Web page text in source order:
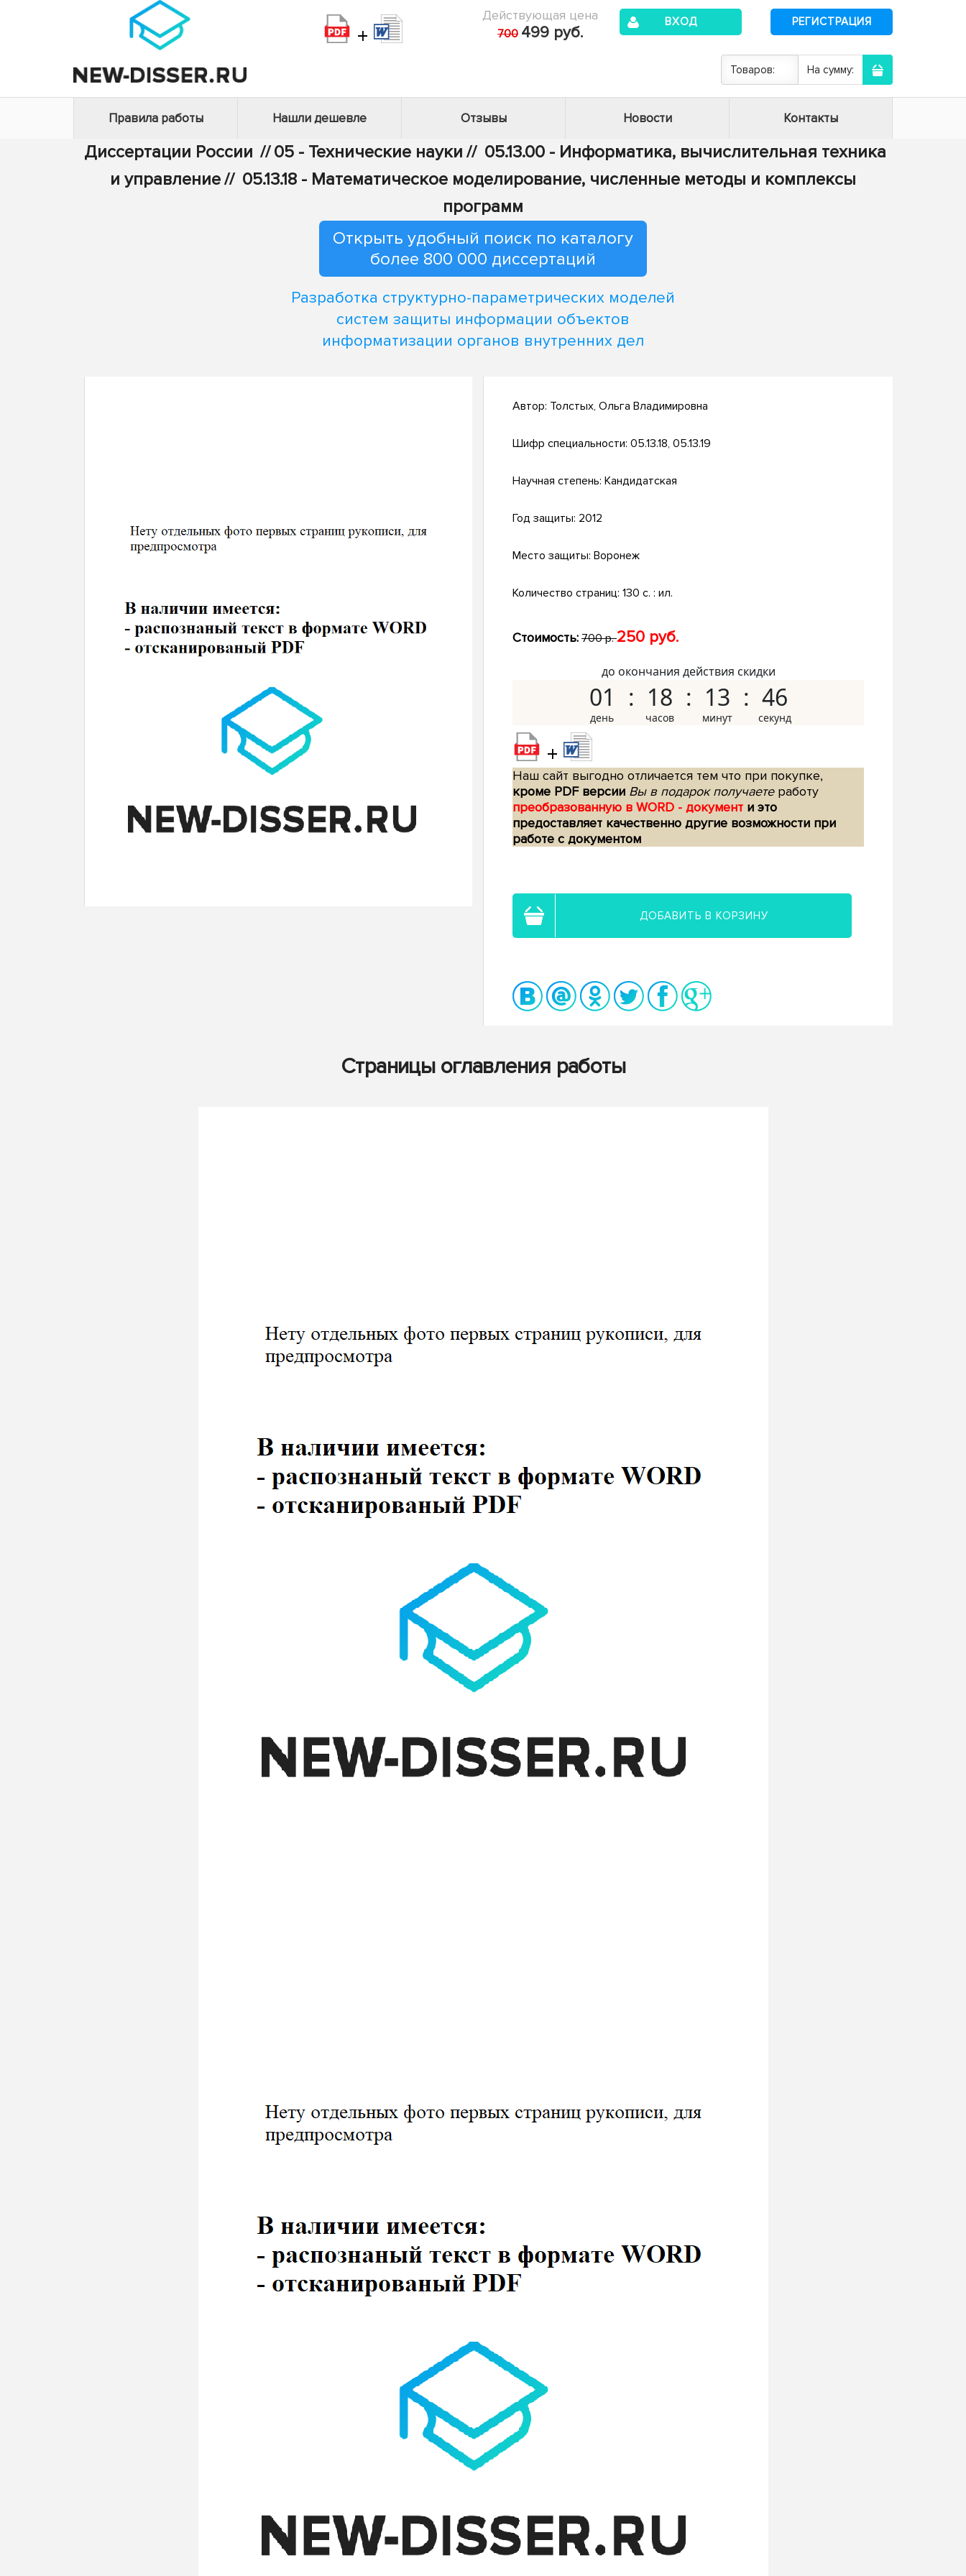
+
Действующая цена
700 499 руб.
ВХОД РЕГИСТРАЦИЯ
Товаров: На сумму:
Правила работы Нашли дешевле Отзывы Новости Контакты
Диссертации России // 05 - Технические науки // 05.13.00 - Информатика, вычислительная техника
и управление// 05.13.18 - Математическое моделирование, численные методы и комплексы
программ
Открыть удобный поиск по каталогу
более 800 000 диссертаций
Разработка структурно-параметрических моделей
систем защиты информации объектов
информатизации органов внутренних дел
Автор: Толстых, Ольга Владимировна
Шифр специальности: 05.13.18, 05.13.19
Научная степень: Кандидатская
Год защиты: 2012
Место защиты: Воронеж
Количество страниц: 130 с. : ил.
Стоимость: 700 р.250 руб.
до окончания действия скидки
01 18 13 45
+
Наш сайт выгодно отличается тем что при покупке,
кроме PDF версии Вы в подарок получаетеработу
преобразованную в WORD - документ и это
предоставляет качественно другие возможности при
работе с документом
ДОБАВИТЬ В КОРЗИНУ
Страницы оглавления работы